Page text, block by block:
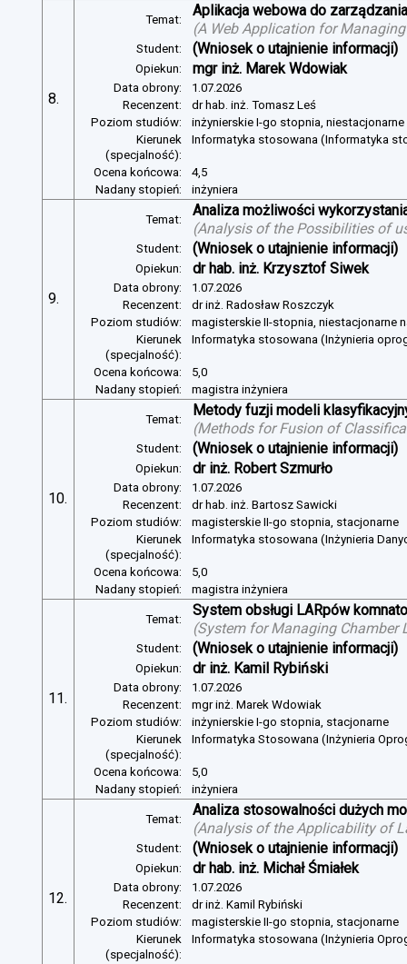
8.
Temat:
Aplikacja webowa do
(A Web Application for
Student: (Wniosek o utajnienie informacji)
Opiekun: mgr inż. Marek Wdowiak
Data obrony:
1.07.2026
Recenzent:
dr hab. inż. Tomasz Leś
Poziom studiów:
inżynierskie I-go stopnia, niestacjonarne
Kierunek
(specjalność):
Informatyka stosowana (Informatyka
Ocena końcowa:
4,5
Nadany stopień:
inżyniera
9.
Temat:
Analiza możliwości
(Analysis of the Possibilities of
Student: (Wniosek o utajnienie informacji)
Opiekun: dr hab. inż. Krzysztof Siwek
Data obrony:
1.07.2026
Recenzent:
dr inż. Radosław Roszczyk
Poziom studiów:
magisterskie II-stopnia, niestacjonarne
Kierunek
(specjalność):
Informatyka stosowana (Inżynieria
Ocena końcowa:
5,0
Nadany stopień:
magistra inżyniera
10.
Temat:
Metody fuzji modeli
(Methods for Fusion of
Student: (Wniosek o utajnienie informacji)
Opiekun: dr inż. Robert Szmurło
Data obrony:
1.07.2026
Recenzent:
dr hab. inż. Bartosz Sawicki
Poziom studiów:
magisterskie II-go stopnia, stacjonarne
Kierunek
(specjalność):
Informatyka stosowana (Inżynieria
Ocena końcowa:
5,0
Nadany stopień:
magistra inżyniera
11.
Temat:
System obsługi LARpów
(System for Managing Chamber
Student: (Wniosek o utajnienie informacji)
Opiekun: dr inż. Kamil Rybiński
Data obrony:
1.07.2026
Recenzent:
mgr inż. Marek Wdowiak
Poziom studiów:
inżynierskie I-go stopnia, stacjonarne
Kierunek
(specjalność):
Informatyka Stosowana (Inżynieria
Ocena końcowa:
5,0
Nadany stopień:
inżyniera
12.
Temat:
Analiza stosowalności dużych
(Analysis of the Applicability of
Student: (Wniosek o utajnienie informacji)
Opiekun: dr hab. inż. Michał Śmiałek
Data obrony:
1.07.2026
Recenzent:
dr inż. Kamil Rybiński
Poziom studiów:
magisterskie II-go stopnia, stacjonarne
Kierunek
(specjalność):
Informatyka stosowana (Inżynieria